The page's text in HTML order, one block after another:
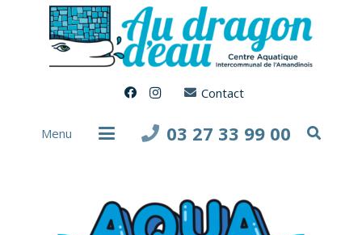
Contact
Menu 03 27 33 99 00